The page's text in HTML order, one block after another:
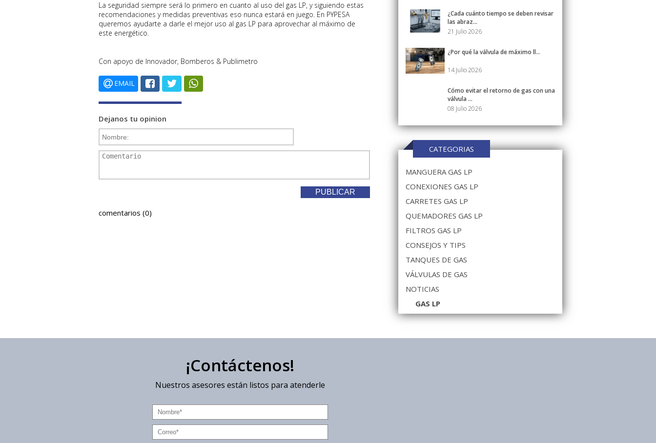
La seguridad siempre será lo primero en cuanto al uso del gas LP, y siguiendo estas
recomendaciones y medidas preventivas eso nunca estará en juego. En PYPESA
queremos ayudarte a darle el mejor uso al gas LP para aprovechar al máximo de
este energético.
Con apoyo de Innovador, Bomberos & Publimetro
EMAIL
Dejanos tu opinion
comentarios (0)
¿Cada cuánto tiempo se deben revisar
las abraz...
21 Julio 2026
¿Por qué la válvula de máximo ll...
14 Julio 2026
Cómo evitar el retorno de gas con una
válvula ...
08 Julio 2026
CATEGORIAS
MANGUERA GAS LP
CONEXIONES GAS LP
CARRETES GAS LP
QUEMADORES GAS LP
FILTROS GAS LP
CONSEJOS Y TIPS
TANQUES DE GAS
VÁLVULAS DE GAS
NOTICIAS
GAS LP
¡Contáctenos!
Nuestros asesores están listos para atenderle